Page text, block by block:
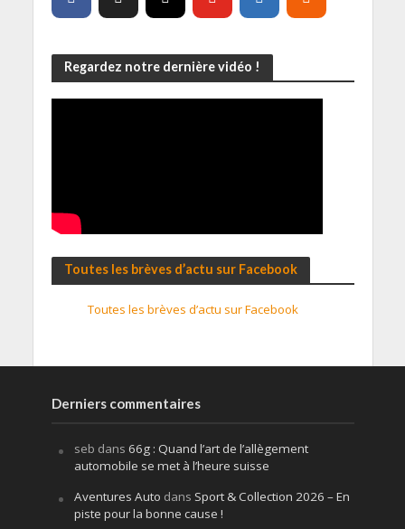
Regardez notre dernière vidéo !
Toutes les brèves d’actu sur Facebook
Toutes les brèves d’actu sur Facebook
Derniers commentaires
seb dans 66g : Quand l’art de l’allègement
automobile se met à l’heure suisse
Aventures Auto dans Sport & Collection 2026 – En
piste pour la bonne cause !